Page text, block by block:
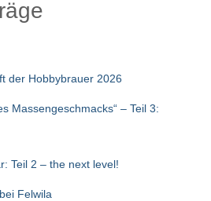
der Hobbybrauer 2026
Massengeschmacks“ – Teil 3:
Teil 2 – the next level!
Felwila